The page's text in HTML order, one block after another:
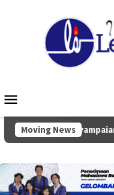
Mobile
Moving News
Penyampaian